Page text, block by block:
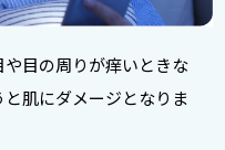
目の周りが痒いときな
肌にダメージとなりま